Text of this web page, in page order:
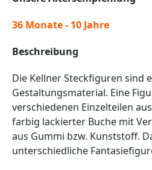
36 Monate - 10 Jahre
Beschreibung
Die Kellner Steckfiguren sind
Gestaltungsmaterial. Eine
verschiedenen Einzelteilen
farbig lackierter Buche mit
aus Gummi bzw. Kunststoff.
unterschiedliche